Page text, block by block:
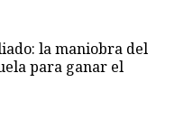
la maniobra del
para ganar el